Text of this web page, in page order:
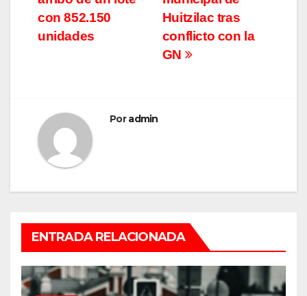
Huitzilac tras
conflicto con la
GN
con 852.150
unidades
Poradmin
ENTRADA RELACIONADA